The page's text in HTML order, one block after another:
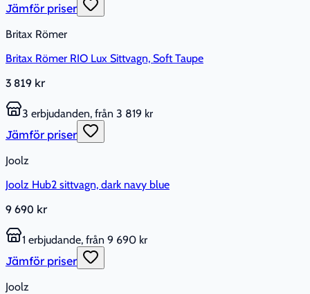
Jämför priser
Britax Römer
Britax Römer RIO Lux Sittvagn, Soft Taupe
3 819 kr
3 erbjudanden, från 3 819 kr
Jämför priser
Joolz
Joolz Hub2 sittvagn, dark navy blue
9 690 kr
1 erbjudande, från 9 690 kr
Jämför priser
Joolz